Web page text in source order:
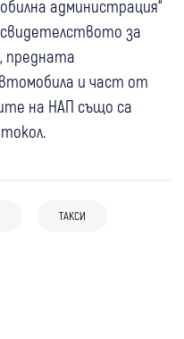
администрация“
за
предната
и част от
на НАП също са
ТАКСИ
скоростза 350
край
Николов за